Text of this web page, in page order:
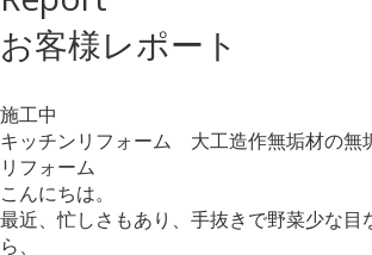
お客様レポート
施工中
キッチンリフォーム 大工造作無垢材の無
リフォーム
こんにちは。
最近、忙しさもあり、手抜きで野菜少な目
ら、